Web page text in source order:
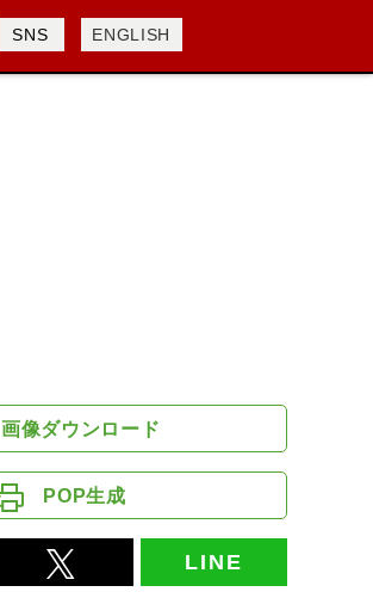
SNS ENGLISH
画像ダウンロード
POP生成
LINE